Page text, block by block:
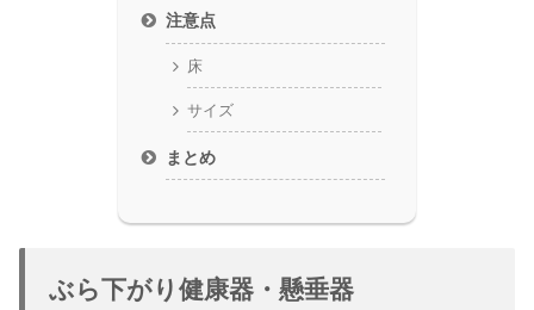
注意点
床
サイズ
まとめ
ぶら下がり健康器・懸垂器